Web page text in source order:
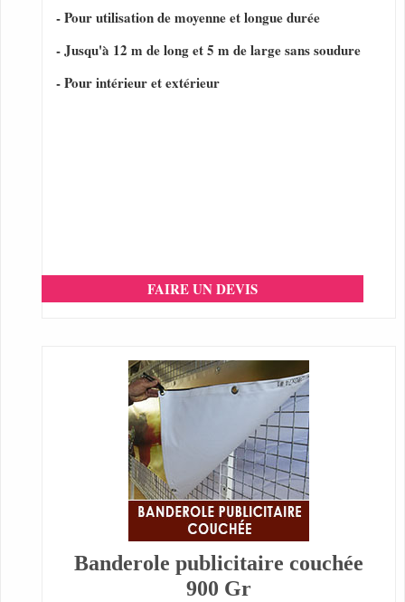
- Pour utilisation de moyenne et longue durée
- Jusqu'à 12 m de long et 5 m de large sans soudure
- Pour intérieur et extérieur
FAIRE UN DEVIS
Banderole publicitaire couchée
900 Gr